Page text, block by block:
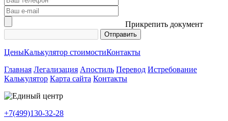
Прикрепить документ
ЦеныКалькулятор стоимостиКонтакты
Главная Легализация Апостиль Перевод Истребование
Калькулятор Карта сайта Контакты
+7(499)130-32-28